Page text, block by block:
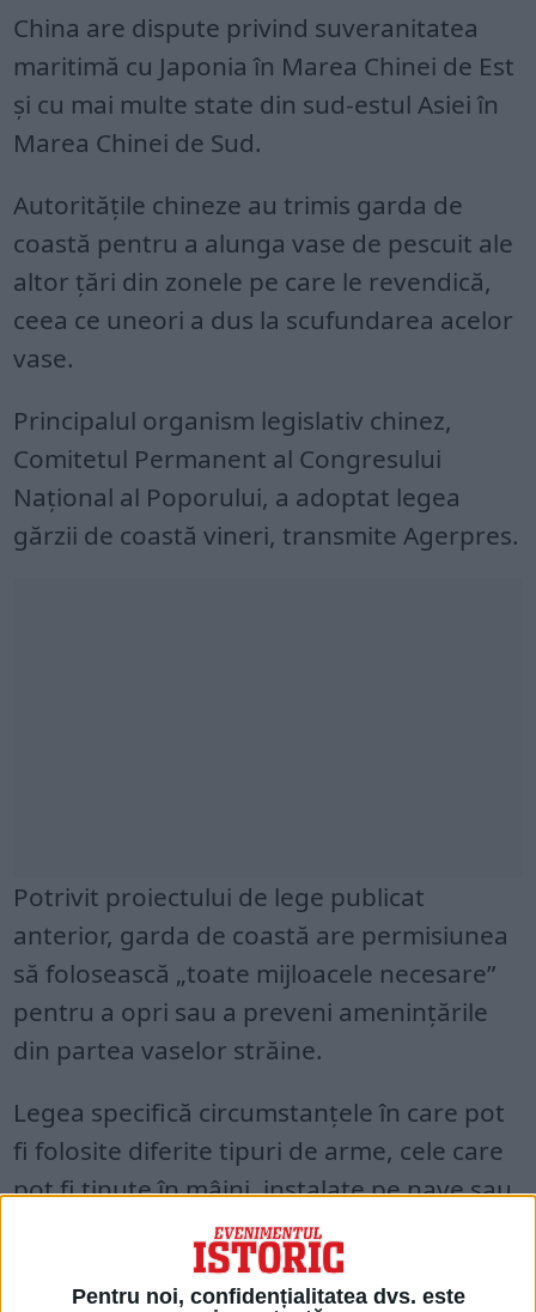
Pentru noi, confidențialitatea dvs. este
China are dispute privind suveranitatea
maritimă cu Japonia în Marea Chinei de Est
şi cu mai multe state din sud-estul Asiei în
Marea Chinei de Sud.
Autorităţile chineze au trimis garda de
coastă pentru a alunga vase de pescuit ale
altor ţări din zonele pe care le revendică,
ceea ce uneori a dus la scufundarea acelor
vase.
Principalul organism legislativ chinez,
Comitetul Permanent al Congresului
Naţional al Poporului, a adoptat legea
gărzii de coastă vineri, transmite Agerpres.
Potrivit proiectului de lege publicat
anterior, garda de coastă are permisiunea
să folosească „toate mijloacele necesare”
pentru a opri sau a preveni ameninţările
din partea vaselor străine.
Legea specifică circumstanţele în care pot
fi folosite diferite tipuri de arme, cele care
pot fi ţinute în mâini, instalate pe nave sau
Legea permite personalului gărzii de